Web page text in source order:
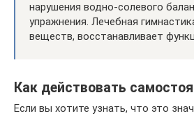
нарушения водно-солевого
упражнения. Лечебная
веществ, восстанавливает
Как действовать
Если вы хотите узнать, что это